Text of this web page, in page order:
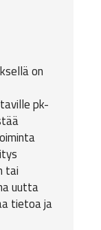
on
pk-
tai
uutta
tietoa ja